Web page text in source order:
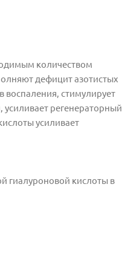
количеством
дефицит азотистых
воспаления, стимулирует
регенераторный
усиливает
гиалуроновой кислоты в